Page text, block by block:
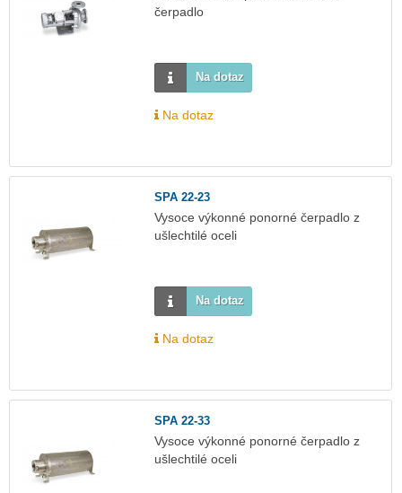
čerpadlo
Na dotaz
Na dotaz
SPA 22-23
Vysoce výkonné ponorné čerpadlo z
ušlechtilé oceli
Na dotaz
Na dotaz
SPA 22-33
Vysoce výkonné ponorné čerpadlo z
ušlechtilé oceli